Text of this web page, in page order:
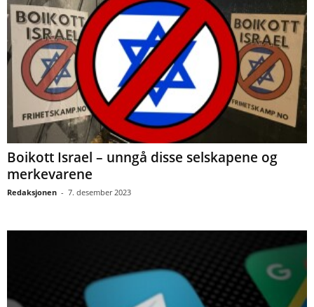
Boikott Israel – unngå disse selskapene og
merkevarene
Redaksjonen - 7. desember 2023